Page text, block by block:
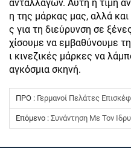
ανταλλαγών. Αυτή η τιμή
η της μάρκας μας, αλλά
ς για τη διεύρυνση σε
χίσουμε να εμβαθύνουμε
ι κινεζικές μάρκες να
αγκόσμια σκηνή.
ΠΡΟ : Γερμανοί Πελάτες Επισκέφθηκαν Την
Επόμενο : Συνάντηση Με Τον